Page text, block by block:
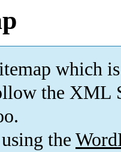
which is
the XML
the